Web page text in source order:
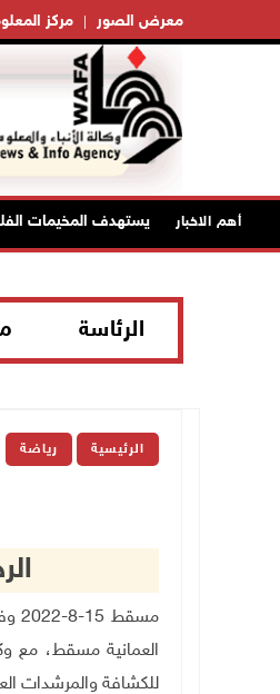
مركز معرض الصور
أهم الاخبار
مخيم قلنديا يستهدف المخيمات
الرئاسة
الرئيسية رياضة
العمانية مسقط، مع
للكشافة والمرشدات